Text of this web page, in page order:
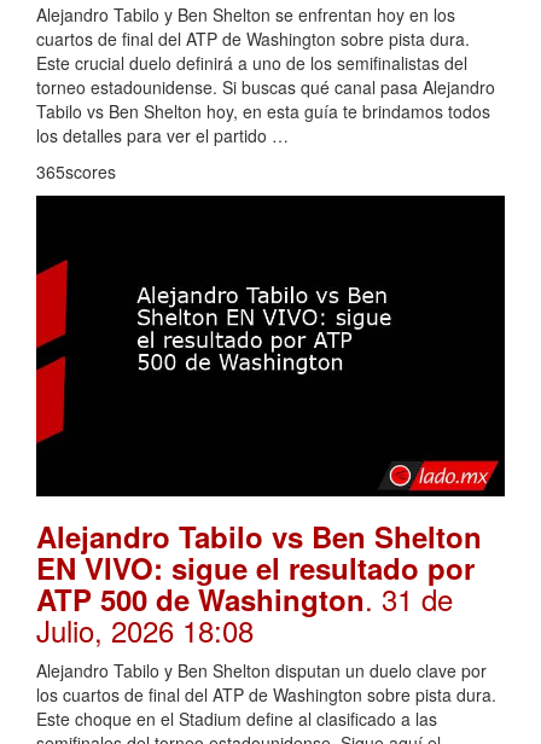
Alejandro Tabilo y Ben Shelton se enfrentan hoy en los
cuartos de final del ATP de Washington sobre pista dura.
Este crucial duelo definirá a uno de los semifinalistas del
torneo estadounidense. Si buscas qué canal pasa Alejandro
Tabilo vs Ben Shelton hoy, en esta guía te brindamos todos
los detalles para ver el partido …
365scores
Alejandro Tabilo vs Ben Shelton
EN VIVO: sigue el resultado por
ATP 500 de Washington. 31 de
Julio, 2026 18:08
Alejandro Tabilo y Ben Shelton disputan un duelo clave por
los cuartos de final del ATP de Washington sobre pista dura.
Este choque en el Stadium define al clasificado a las